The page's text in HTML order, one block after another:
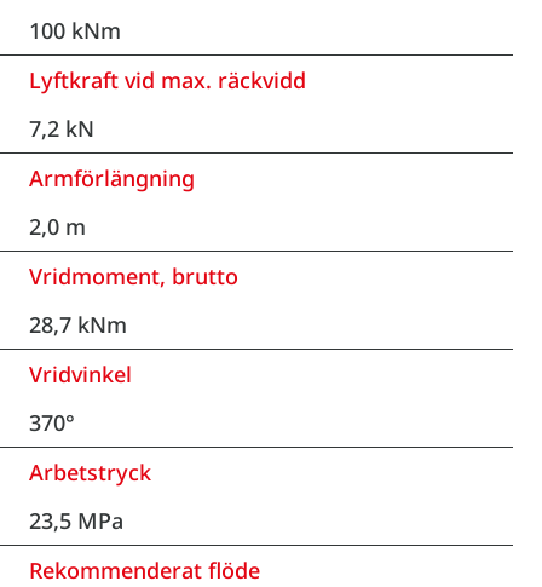
100 kNm
Lyftkraft vid max. räckvidd
7,2 kN
Armförlängning
2,0 m
Vridmoment, brutto
28,7 kNm
Vridvinkel
370°
Arbetstryck
23,5 MPa
Rekommenderat flöde